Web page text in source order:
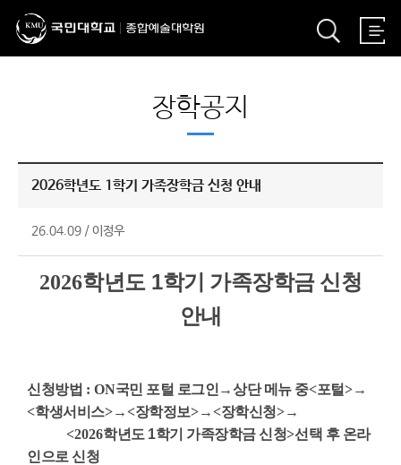
장학공지
2026학년도 1학기 가족장학금 신청 안내
26.04.09 /이정우
2026학년도1학기 가족장학금 신청
안내
신청방법 : ON국민 포털 로그인 →상단 메뉴 중<포털>→
<학생서비스>→<장학정보>→<장학신청>→
<2026학년도 1학기 가족장학금 신청>선택 후 온라
인으로 신청